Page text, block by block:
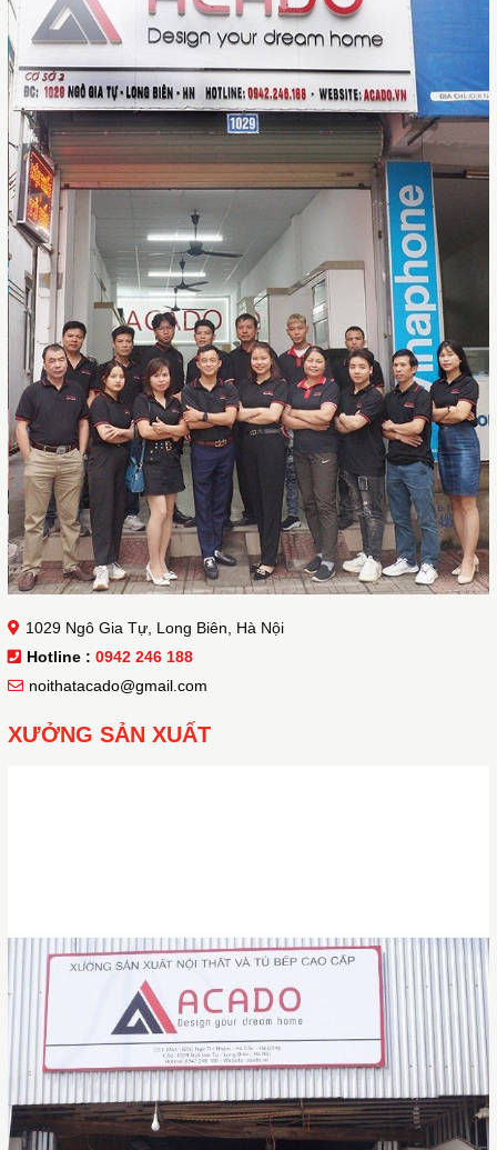
1029 Ngô Gia Tự, Long Biên, Hà Nội
Hotline : 0942 246 188
noithatacado@gmail.com
XƯỞNG SẢN XUẤT